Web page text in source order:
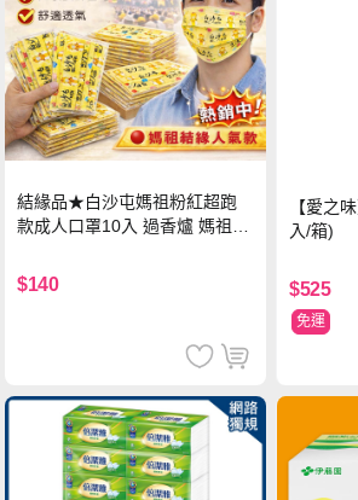
結緣品★白沙屯媽祖粉紅超跑
款成人口罩10入 過香爐 媽祖加
$140
【愛之
入/箱)
$525
免運